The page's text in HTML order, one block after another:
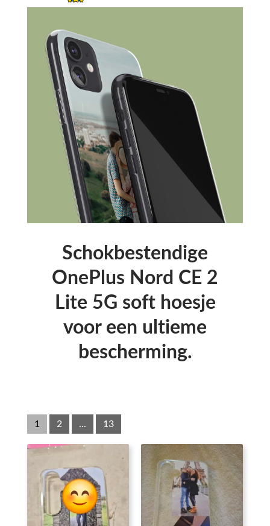
Schokbestendige
OnePlus Nord CE 2
Lite 5G soft hoesje
voor een ultieme
bescherming.
1 2 ... 13